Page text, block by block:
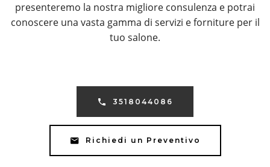
presenteremo la nostra migliore consulenza e potrai
conoscere una vasta gamma di servizi e forniture per il
tuo salone.
3518044086
Richiedi un Preventivo